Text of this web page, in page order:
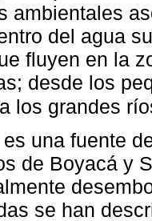
ambientales
del agua
fluyen en la
desde los
los grandes
una fuente
de Boyacá y
se han